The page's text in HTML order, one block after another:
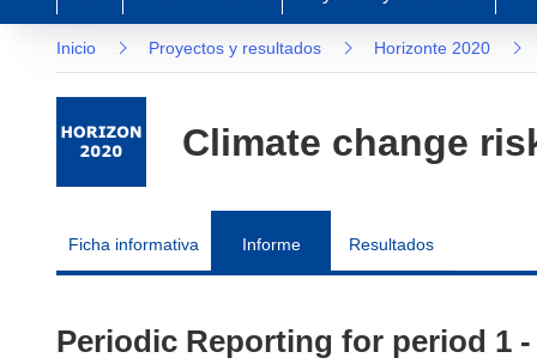
ventana)
Inicio Proyectos y resultados Horizonte 2020
Climate change
Ficha informativa Informe Resultados
Periodic Reporting for period 1